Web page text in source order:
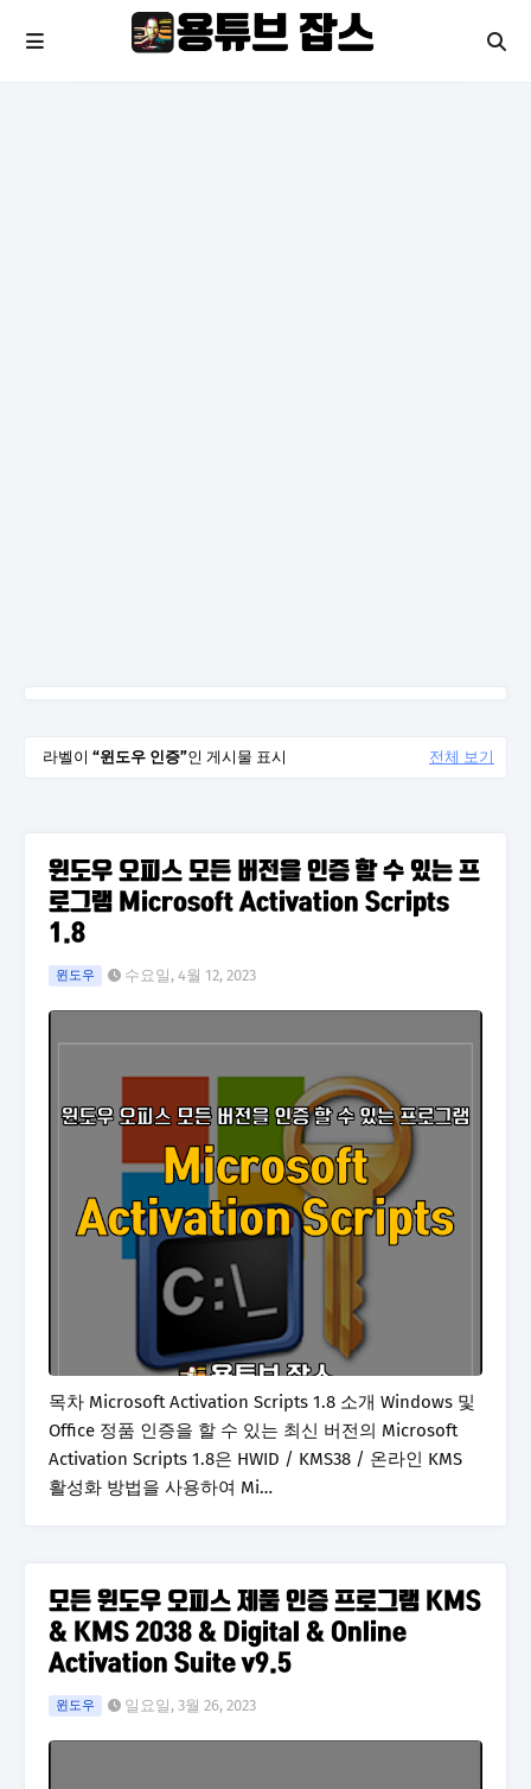
라벨이 윈도우 인증 인 게시물 표시 전체 보기
윈도우 오피스 모든 버전을 인증 할 수 있는 프
로그램 Microsoft Activation Scripts
1.8
윈도우 수요일, 4월 12, 2023
목차 Microsoft Activation Scripts 1.8 소개 Windows 및
Office 정품 인증을 할 수 있는 최신 버전의 Microsoft
Activation Scripts 1.8은 HWID / KMS38 / 온라인 KMS
활성화 방법을 사용하여 Mi…
모든 윈도우 오피스 제품 인증 프로그램 KMS
& KMS 2038 & Digital & Online
Activation Suite v9.5
윈도우 일요일, 3월 26, 2023